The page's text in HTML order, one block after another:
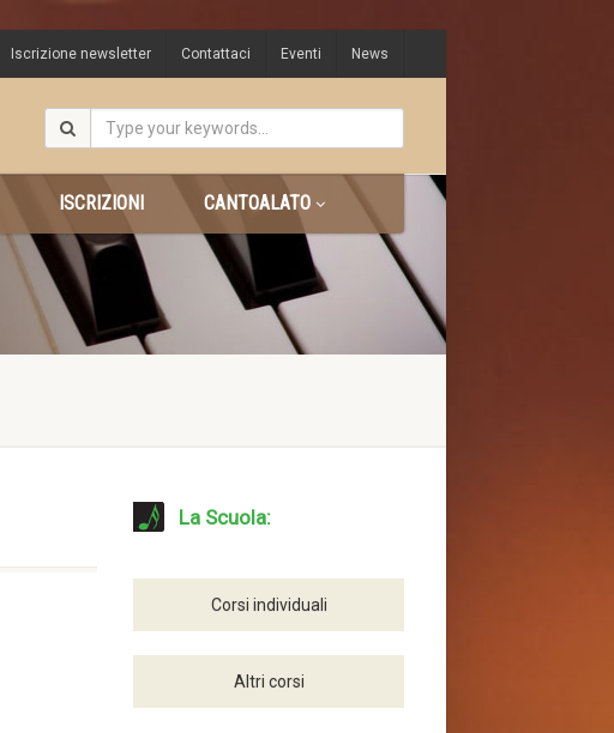
Iscrizione newsletter Contattaci Eventi News
ISCRIZIONI CANTOALATO
La Scuola:
Corsi individuali
Altri corsi